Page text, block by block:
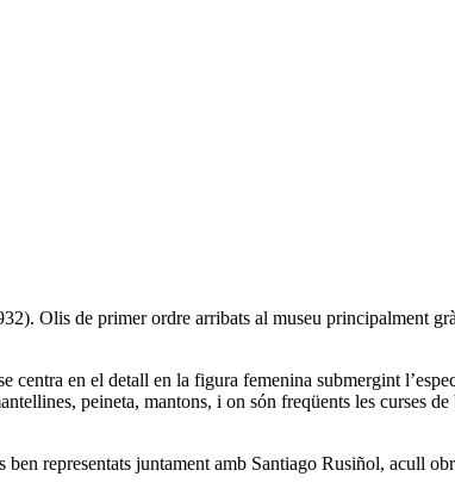
Olis de primer ordre arribats al museu principalment
centra en el detall en la figura femenina submergint
peineta, mantons, i on són freqüents les curses
representats juntament amb Santiago Rusiñol, acull